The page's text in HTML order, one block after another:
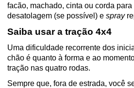
facão, machado, cinta ou corda
desatolagem (se possível) e spray
Saiba usar a tração 4x4
Uma dificuldade recorrente dos
chão é quanto à forma e ao
tração nas quatro rodas.
Sempre que, fora de estrada, você